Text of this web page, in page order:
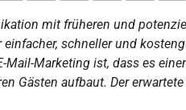
mit früheren und
schneller und
Mail-Marketing ist, dass es
Gästen aufbaut. Der